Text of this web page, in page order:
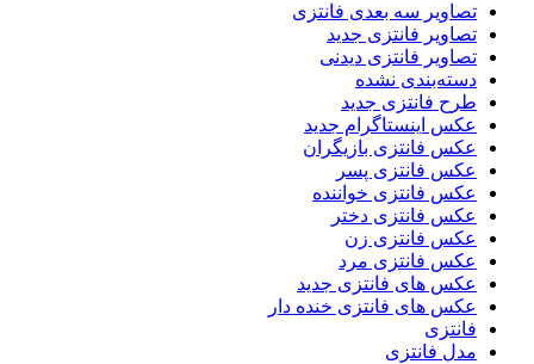
تصاویر سه بعدی فانتزی
تصاویر فانتزی جدید
تصاویر فانتزی دیدنی
دسته‌بندی نشده
طرح فانتزی جدید
عکس اینستاگرام جدید
عکس فانتزی بازیگران
عکس فانتزی پسر
عکس فانتزی خواننده
عکس فانتزی دختر
عکس فانتزی زن
عکس فانتزی مرد
عکس های فانتزی جدید
عکس های فانتزی خنده دار
فانتزی
مدل فانتزی